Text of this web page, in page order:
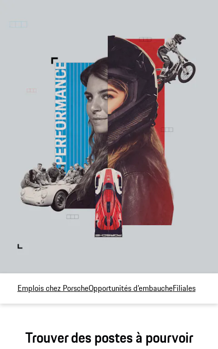
Emplois chez PorscheOpportunités d’embaucheFiliales
Trouver des postes à pourvoir